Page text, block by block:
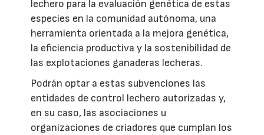
lechero para la evaluación genética de estas
especies en la comunidad autónoma, una
herramienta orientada a la mejora genética,
la eficiencia productiva y la sostenibilidad de
las explotaciones ganaderas lecheras.
Podrán optar a estas subvenciones las
entidades de control lechero autorizadas y,
en su caso, las asociaciones u
organizaciones de criadores que cumplan los